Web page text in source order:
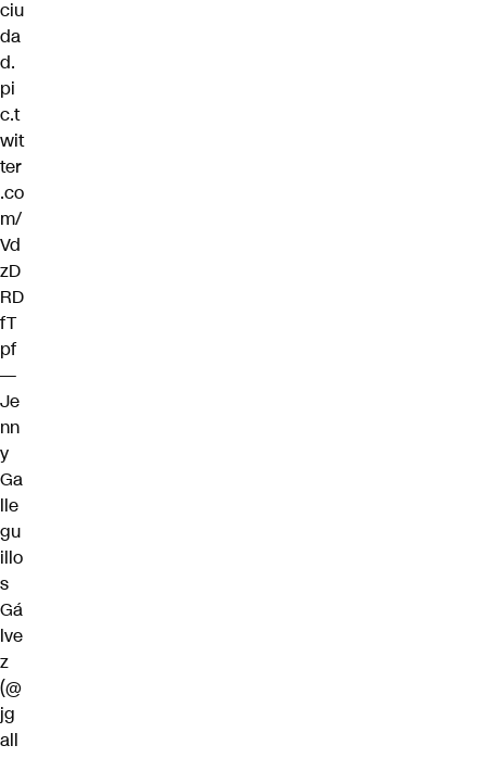
ciu
da
d.
pi
c.t
wit
ter
.co
m/
Vd
zD
RD
fT
pf
—
Je
nn
y
Ga
lle
gu
illo
s
Gá
lve
z
(@
jg
all